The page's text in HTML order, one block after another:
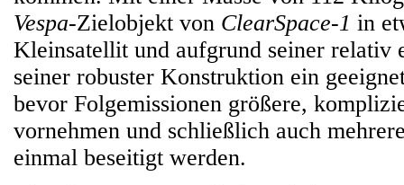
Vespa-Zielobjekt von ClearSpace-1 in
Kleinsatellit und aufgrund seiner relativ
seiner robuster Konstruktion ein
bevor Folgemissionen größere,
vornehmen und schließlich auch
einmal beseitigt werden.